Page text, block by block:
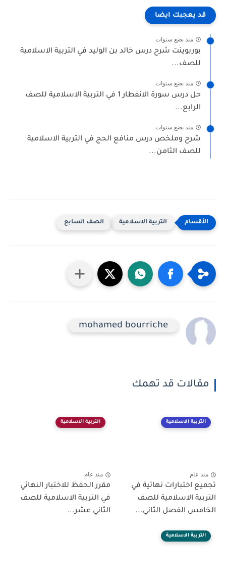
قد يعجبك ايضا
منذ بضع سنوات
بوربوينت شرح درس خالد بن الوليد في التربية الاسلامية
للصف...
منذ بضع سنوات
حل درس سورة الانفطار 1 في التربية الاسلامية للصف
الرابع...
منذ بضع سنوات
شرح وملخص درس منافع الحج في التربية الاسلامية
للصف الثامن...
التربية الاسلامية الصف السابع
mohamed bourriche
مقالات قد تهمك
التربية الاسلامية
منذ عام
تجميع اختبارات نهائية في
التربية الاسلامية للصف
الخامس الفصل الثاني...
التربية الاسلامية
منذ عام
مقرر الحفظ للاختبار النهائي
في التربية الاسلامية للصف
الثاني عشر...
التربية الاسلامية